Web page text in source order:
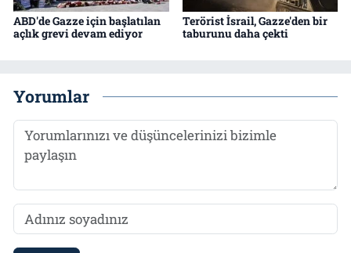
ABD'de Gazze için başlatılan
açlık grevi devam ediyor
Terörist İsrail, Gazze'den bir
taburunu daha çekti
Yorumlar